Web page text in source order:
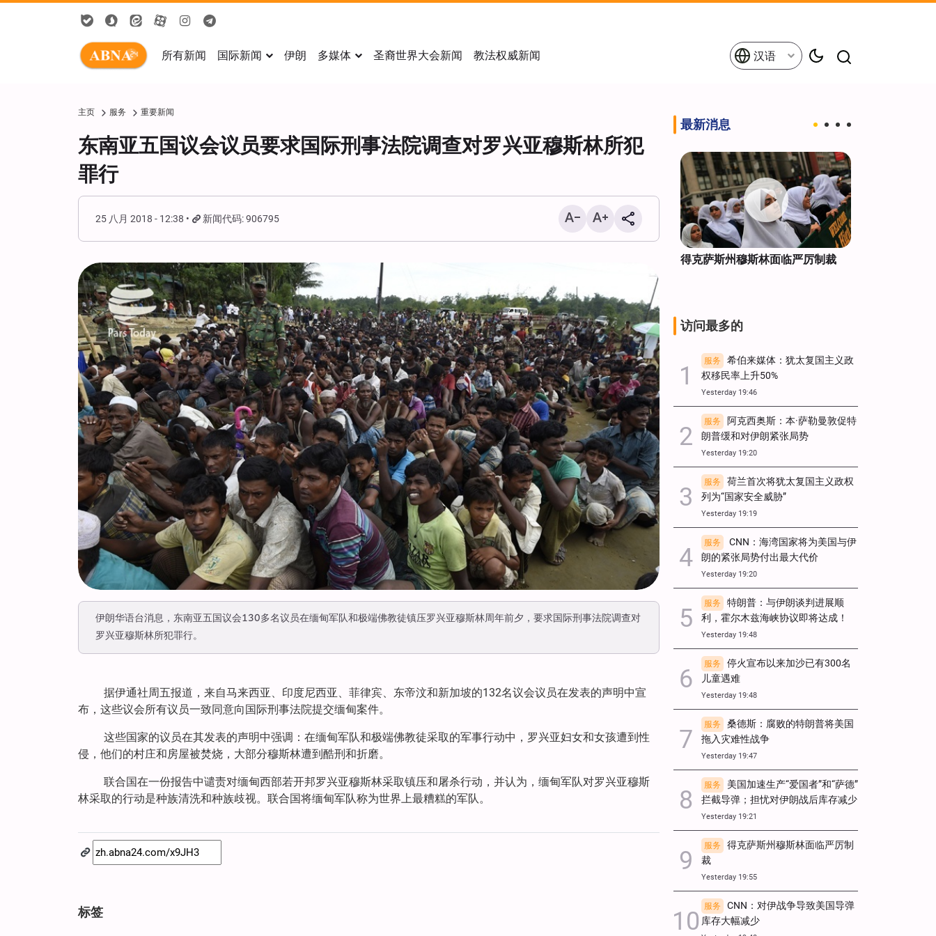
所有新闻 国际新闻 伊朗 多媒体 圣裔世界大会新闻 教法权威新闻 汉语
主页 服务 重要新闻
东南亚五国议会议员要求国际刑事法院调查对罗兴亚穆斯林所犯
罪行
25 八月 2018 - 12:38 新闻代码: 906795
伊朗华语台消息，东南亚五国议会130多名议员在缅甸军队和极端佛教徒镇压罗兴亚穆斯林周年前夕，要求国际刑事法院调查对
罗兴亚穆斯林所犯罪行。
据伊通社周五报道，来自马来西亚、印度尼西亚、菲律宾、东帝汶和新加坡的132名议会议员在发表的声明中宣
布，这些议会所有议员一致同意向国际刑事法院提交缅甸案件。
这些国家的议员在其发表的声明中强调：在缅甸军队和极端佛教徒采取的军事行动中，罗兴亚妇女和女孩遭到性
侵，他们的村庄和房屋被焚烧，大部分穆斯林遭到酷刑和折磨。
联合国在一份报告中谴责对缅甸西部若开邦罗兴亚穆斯林采取镇压和屠杀行动，并认为，缅甸军队对罗兴亚穆斯
林采取的行动是种族清洗和种族歧视。联合国将缅甸军队称为世界上最糟糕的军队。
标签
最新消息
得克萨斯州穆斯林面临严厉制裁
访问最多的
服务
希伯来媒体：犹太复国主义政
权移民率上升50%
Yesterday 19:46
服务
阿克西奥斯：本·萨勒曼敦促特
朗普缓和对伊朗紧张局势
Yesterday 19:20
服务
荷兰首次将犹太复国主义政权
列为“国家安全威胁”
Yesterday 19:19
服务
CNN：海湾国家将为美国与伊
朗的紧张局势付出最大代价
Yesterday 19:20
服务
特朗普：与伊朗谈判进展顺
利，霍尔木兹海峡协议即将达成！
Yesterday 19:48
服务
停火宣布以来加沙已有300名
儿童遇难
Yesterday 19:48
服务
桑德斯：腐败的特朗普将美国
拖入灾难性战争
Yesterday 19:47
服务
美国加速生产“爱国者”和“萨德”
拦截导弹；担忧对伊朗战后库存减少
Yesterday 19:21
服务
得克萨斯州穆斯林面临严厉制
裁
Yesterday 19:55
服务
CNN：对伊战争导致美国导弹
库存大幅减少